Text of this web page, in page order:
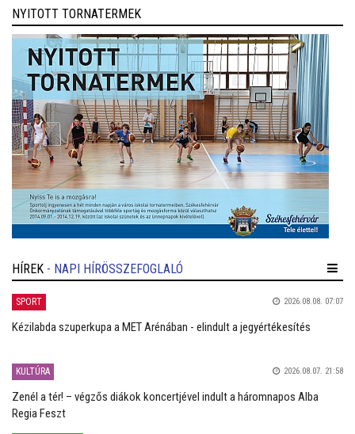
NYITOTT TORNATERMEK
HÍREK - NAPI HÍRÖSSZEFOGLALÓ
SPORT 2026.08.08. 07:07
Kézilabda szuperkupa a MET Arénában - elindult a jegyértékesítés
KULTÚRA 2026.08.07. 21:58
Zenél a tér! – végzős diákok koncertjével indult a háromnapos Alba
Regia Feszt